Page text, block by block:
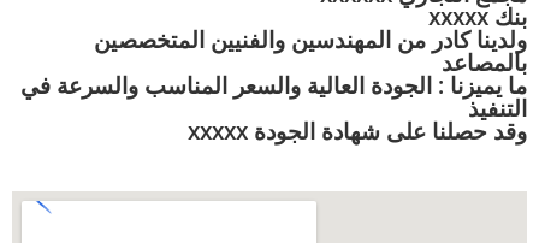
بنك xxxxx
ولدينا كادر من المهندسين والفنيين المتخصصين
بالمصاعد
ما يميزنا : الجودة العالية والسعر المناسب والسرعة في
التنفيذ
وقد حصلنا على شهادة الجودة xxxxx